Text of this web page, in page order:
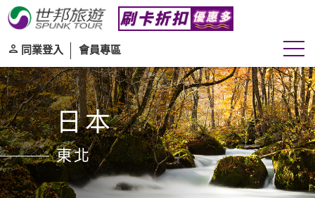
同業登入 會員專區
日本
東北